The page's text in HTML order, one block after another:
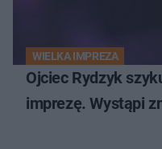
WIELKA IMPREZA
Ojciec Rydzyk
imprezę. Wystąpi